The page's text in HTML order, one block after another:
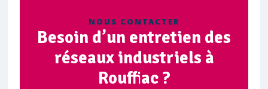
NOUS CONTACTER
Besoin d’un entretien des
réseaux industriels à
Rouffiac ?